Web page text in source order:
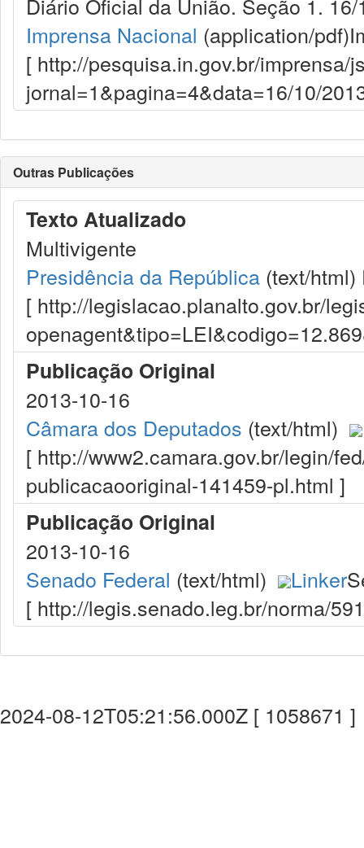
Imprensa Nacional (application/pdf)
[ http://pesquisa.in.gov.br/imprensa/
jornal=1&pagina=4&data=16/10/
Outras Publicações
Texto Atualizado
Multivigente
Presidência da República (text/html)
[ http://legislacao.planalto.gov.br/
Publicação Original
2013-10-16
Câmara dos Deputados (text/html)
[ http://www2.camara.gov.br/legin/
publicacaooriginal-141459-pl.html ]
Publicação Original
2013-10-16
Senado Federal (text/html) Linker
[ http://legis.senado.leg.br/norma/
2024-08-12T05:21:56.000Z [ 1058671 ]